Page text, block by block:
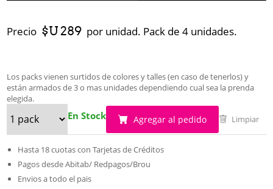
Precio $U 289 por unidad. Pack de 4 unidades.
Los packs vienen surtidos de colores y talles (en caso de tenerlos) y
están armados de 3 o mas unidades dependiendo cual sea la prenda
elegida.
En Stock Agregar al pedido Limpiar
Hasta 18 cuotas con Tarjetas de Créditos
Pagos desde Abitab/ Redpagos/Brou
Envios a todo el pais